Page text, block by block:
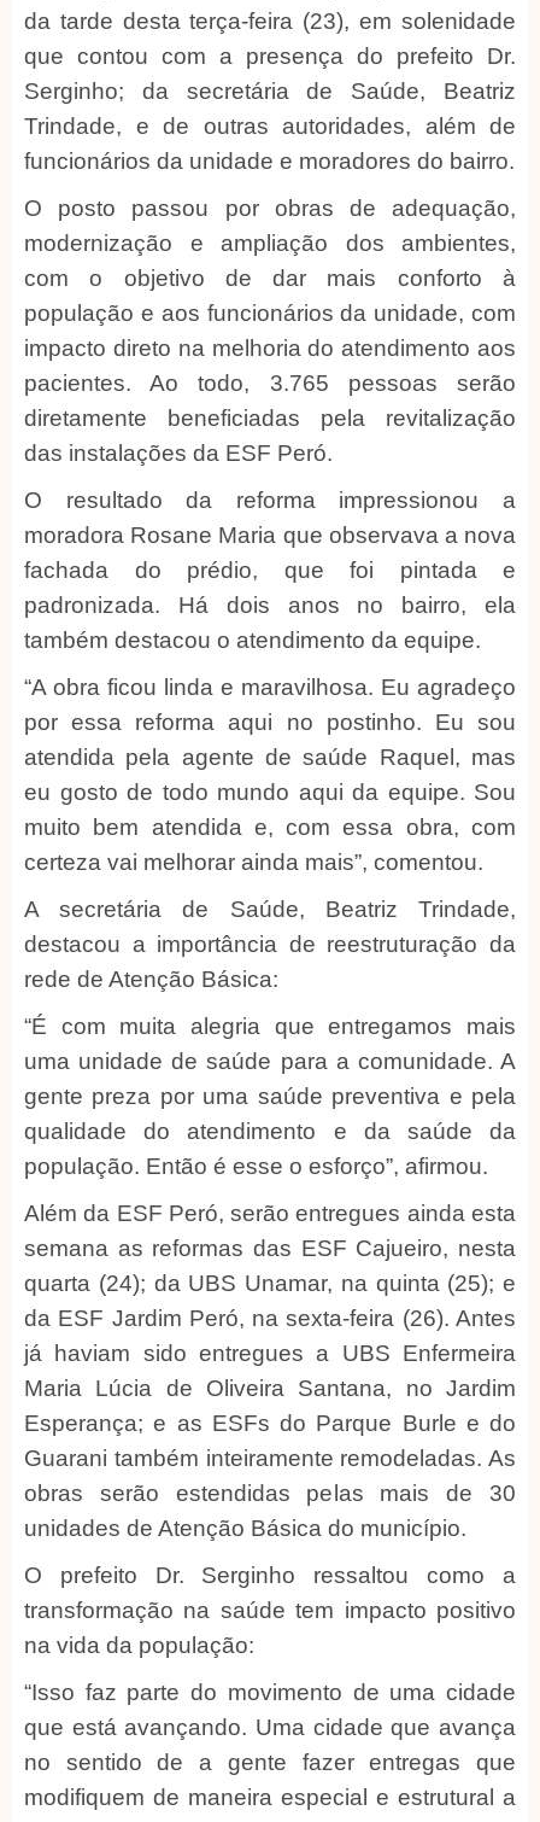
da tarde desta terça-feira (23), em solenidade
que contou com a presença do prefeito Dr.
Serginho; da secretária de Saúde, Beatriz
Trindade, e de outras autoridades, além de
funcionários da unidade e moradores do bairro.
O posto passou por obras de adequação,
modernização e ampliação dos ambientes,
com o objetivo de dar mais conforto à
população e aos funcionários da unidade, com
impacto direto na melhoria do atendimento aos
pacientes. Ao todo, 3.765 pessoas serão
diretamente beneficiadas pela revitalização
das instalações da ESF Peró.
O resultado da reforma impressionou a
moradora Rosane Maria que observava a nova
fachada do prédio, que foi pintada e
padronizada. Há dois anos no bairro, ela
também destacou o atendimento da equipe.
“A obra ficou linda e maravilhosa. Eu agradeço
por essa reforma aqui no postinho. Eu sou
atendida pela agente de saúde Raquel, mas
eu gosto de todo mundo aqui da equipe. Sou
muito bem atendida e, com essa obra, com
certeza vai melhorar ainda mais”, comentou.
A secretária de Saúde, Beatriz Trindade,
destacou a importância de reestruturação da
rede de Atenção Básica:
“É com muita alegria que entregamos mais
uma unidade de saúde para a comunidade. A
gente preza por uma saúde preventiva e pela
qualidade do atendimento e da saúde da
população. Então é esse o esforço”, afirmou.
Além da ESF Peró, serão entregues ainda esta
semana as reformas das ESF Cajueiro, nesta
quarta (24); da UBS Unamar, na quinta (25); e
da ESF Jardim Peró, na sexta-feira (26). Antes
já haviam sido entregues a UBS Enfermeira
Maria Lúcia de Oliveira Santana, no Jardim
Esperança; e as ESFs do Parque Burle e do
Guarani também inteiramente remodeladas. As
obras serão estendidas pelas mais de 30
unidades de Atenção Básica do município.
O prefeito Dr. Serginho ressaltou como a
transformação na saúde tem impacto positivo
na vida da população:
“Isso faz parte do movimento de uma cidade
que está avançando. Uma cidade que avança
no sentido de a gente fazer entregas que
modifiquem de maneira especial e estrutural a